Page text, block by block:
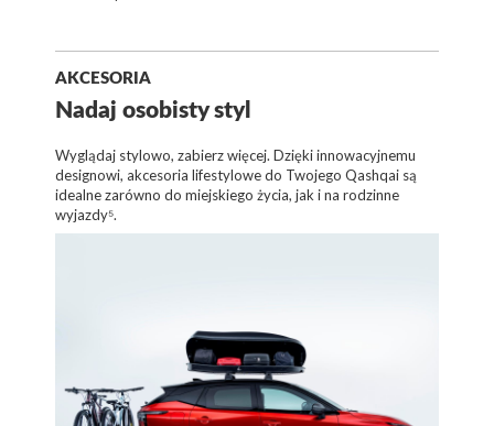
AKCESORIA
Nadaj osobisty styl
Wyglądaj stylowo, zabierz więcej. Dzięki innowacyjnemu
designowi, akcesoria lifestylowe do Twojego Qashqai są
idealne zarówno do miejskiego życia, jak i na rodzinne
wyjazdy⁵.